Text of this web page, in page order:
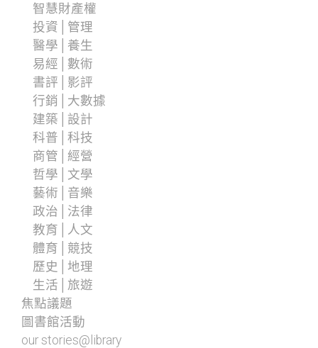
智慧財產權
投資│管理
醫學│養生
易經│數術
書評│影評
行銷│大數據
建築│設計
科普│科技
商管│經營
哲學│文學
藝術│音樂
政治│法律
教育│人文
體育│競技
歷史│地理
生活│旅遊
焦點議題
圖書館活動
our stories@library